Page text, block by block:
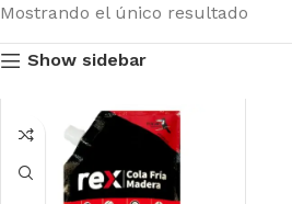
Mostrando el único resultado
Show sidebar